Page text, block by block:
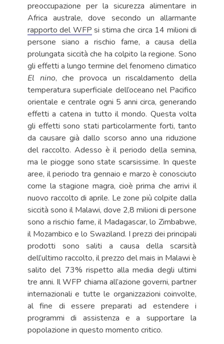
preoccupazione per la sicurezza alimentare in
Africa australe, dove secondo un allarmante
rapporto del WFP si stima che circa 14 milioni di
persone siano a rischio fame, a causa della
prolungata siccità che ha colpito la regione. Sono
gli effetti a lungo termine del fenomeno climatico
El nino, che provoca un riscaldamento della
temperatura superficiale dell’oceano nel Pacifico
orientale e centrale ogni 5 anni circa, generando
effetti a catena in tutto il mondo. Questa volta
gli effetti sono stati particolarmente forti, tanto
da causare già dallo scorso anno una riduzione
del raccolto. Adesso è il periodo della semina,
ma le piogge sono state scarsissime. In queste
aree, il periodo tra gennaio e marzo è conosciuto
come la stagione magra, cioè prima che arrivi il
nuovo raccolto di aprile. Le zone più colpite dalla
siccità sono il Malawi, dove 2,8 milioni di persone
sono a rischio fame, il Madagascar, lo Zimbabwe,
il Mozambico e lo Swaziland. I prezzi dei principali
prodotti sono saliti a causa della scarsità
dell’ultimo raccolto, il prezzo del mais in Malawi è
salito del 73% rispetto alla media degli ultimi
tre anni. Il WFP chiama all’azione governi, partner
internazionali e tutte le organizzazioni coinvolte,
al fine di essere preparati ad estendere i
programmi di assistenza e a supportare la
popolazione in questo momento critico.